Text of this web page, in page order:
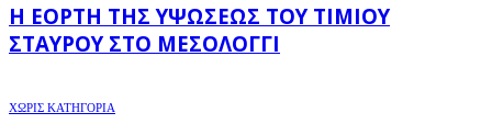
Η ΕΟΡΤΉ ΤΗΣ ΥΨΏΣΕΩΣ ΤΟΥ ΤΙΜΊΟΥ
ΣΤΑΥΡΟΎ ΣΤΟ ΜΕΣΟΛΌΓΓΙ
ΧΩΡΊΣ ΚΑΤΗΓΟΡΊΑ